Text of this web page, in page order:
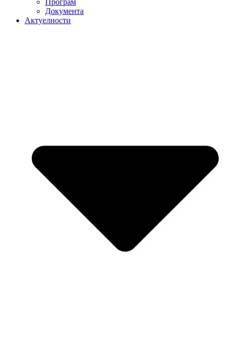
Документа
Актуелности